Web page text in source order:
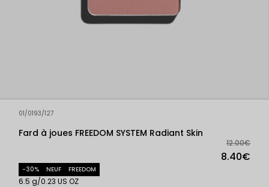
01/0193/127
Fard à joues FREEDOM SYSTEM Radiant Skin
12.00€
8.40€
-30% NEUF FREEDOM
6.5 g/0.23 US OZ